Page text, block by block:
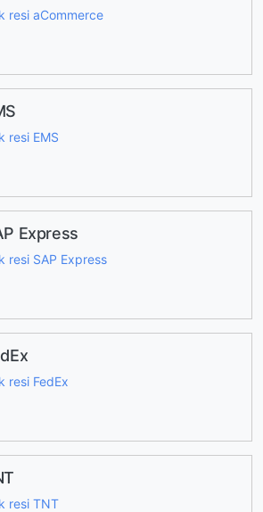
resi aCommerce
resi EMS
Express
resi SAP Express
resi FedEx
resi TNT